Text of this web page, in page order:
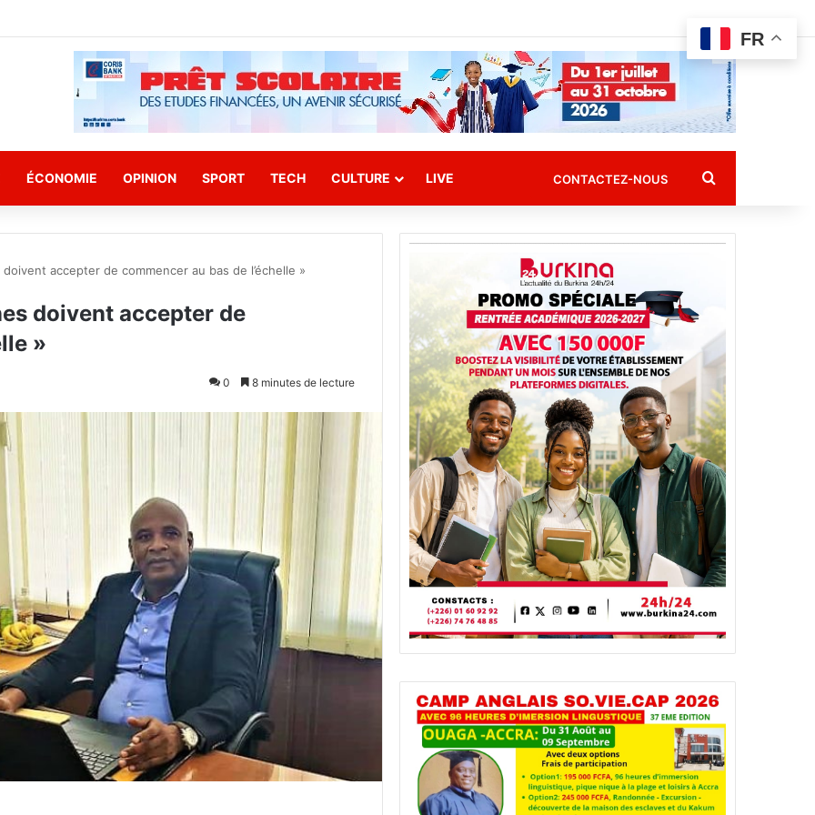
ÉCONOMIE OPINION SPORT TECH CULTURE LIVE CONTACTEZ-NOUS Rechercher
accepter de commencer au bas de l’échelle »
doivent accepter de
»
0 8 minutes de lecture
FR